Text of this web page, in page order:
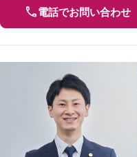
電話でお問い合わせ